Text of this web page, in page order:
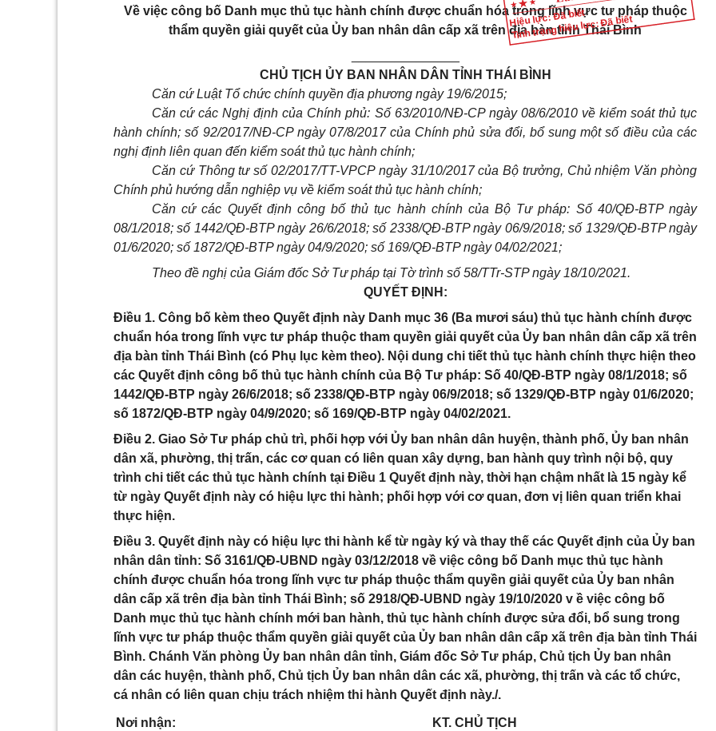
Hiệu lực: Đã biết
Tình trạng hiệu lực: Đã biết
Về việc công bố Danh mục thủ tục hành chính được chuẩn hóa trong lĩnh vực tư pháp thuộc
thẩm quyền giải quyết của Ủy ban nhân dân cấp xã trên địa bàn tỉnh Thái Bình
CHỦ TỊCH ỦY BAN NHÂN DÂN TỈNH THÁI BÌNH
Căn cứ Luật Tổ chức chính quyền địa phương ngày 19/6/2015;
Căn cứ các Nghị định của Chính phủ: Số 63/2010/NĐ-CP ngày 08/6/2010 về kiểm soát thủ tục
hành chính; số 92/2017/NĐ-CP ngày 07/8/2017 của Chính phủ sửa đổi, bổ sung một số điều của các
nghị định liên quan đến kiểm soát thủ tục hành chính;
Căn cứ Thông tư số 02/2017/TT-VPCP ngày 31/10/2017 của Bộ trưởng, Chủ nhiệm Văn phòng
Chính phủ hướng dẫn nghiệp vụ về kiểm soát thủ tục hành chính;
Căn cứ các Quyết định công bố thủ tục hành chính của Bộ Tư pháp: Số 40/QĐ-BTP ngày
08/1/2018; số 1442/QĐ-BTP ngày 26/6/2018; số 2338/QĐ-BTP ngày 06/9/2018; số 1329/QĐ-BTP ngày
01/6/2020; số 1872/QĐ-BTP ngày 04/9/2020; số 169/QĐ-BTP ngày 04/02/2021;
Theo đề nghị của Giám đốc Sở Tư pháp tại Tờ trình số 58/TTr-STP ngày 18/10/2021.
QUYẾT ĐỊNH:
Điều 1. Công bố kèm theo Quyết định này Danh mục 36 (Ba mươi sáu) thủ tục hành chính được
chuẩn hóa trong lĩnh vực tư pháp thuộc tham quyền giải quyết của Ủy ban nhân dân cấp xã trên
địa bàn tỉnh Thái Bình (có Phụ lục kèm theo). Nội dung chi tiết thủ tục hành chính thực hiện theo
các Quyết định công bố thủ tục hành chính của Bộ Tư pháp: Số 40/QĐ-BTP ngày 08/1/2018; số
1442/QĐ-BTP ngày 26/6/2018; số 2338/QĐ-BTP ngày 06/9/2018; số 1329/QĐ-BTP ngày 01/6/2020;
số 1872/QĐ-BTP ngày 04/9/2020; số 169/QĐ-BTP ngày 04/02/2021.
Điều 2. Giao Sở Tư pháp chủ trì, phối hợp với Ủy ban nhân dân huyện, thành phố, Ủy ban nhân
dân xã, phường, thị trấn, các cơ quan có liên quan xây dựng, ban hành quy trình nội bộ, quy
trình chi tiết các thủ tục hành chính tại Điều 1 Quyết định này, thời hạn chậm nhất là 15 ngày kể
từ ngày Quyết định này có hiệu lực thi hành; phối hợp với cơ quan, đơn vị liên quan triển khai
thực hiện.
Điều 3. Quyết định này có hiệu lực thi hành kể từ ngày ký và thay thế các Quyết định của Ủy ban
nhân dân tỉnh: Số 3161/QĐ-UBND ngày 03/12/2018 về việc công bố Danh mục thủ tục hành
chính được chuẩn hóa trong lĩnh vực tư pháp thuộc thẩm quyền giải quyết của Ủy ban nhân
dân cấp xã trên địa bàn tỉnh Thái Bình; số 2918/QĐ-UBND ngày 19/10/2020 v ề việc công bố
Danh mục thủ tục hành chính mới ban hành, thủ tục hành chính được sửa đổi, bổ sung trong
lĩnh vực tư pháp thuộc thẩm quyền giải quyết của Ủy ban nhân dân cấp xã trên địa bàn tỉnh Thái
Bình. Chánh Văn phòng Ủy ban nhân dân tỉnh, Giám đốc Sở Tư pháp, Chủ tịch Ủy ban nhân
dân các huyện, thành phố, Chủ tịch Ủy ban nhân dân các xã, phường, thị trấn và các tổ chức,
cá nhân có liên quan chịu trách nhiệm thi hành Quyết định này./.
Nơi nhận:
KT. CHỦ TỊCH